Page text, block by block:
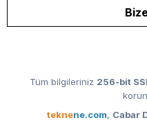
Tüm bilgileriniz 256-bit
teknene.com, Cabar